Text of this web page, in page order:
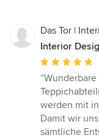
Das Tor |
Interior
Bewertung:
5
von
5
Sternen
werden mit
Damit wir
sämtliche